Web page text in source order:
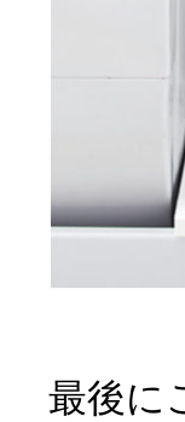
最後に